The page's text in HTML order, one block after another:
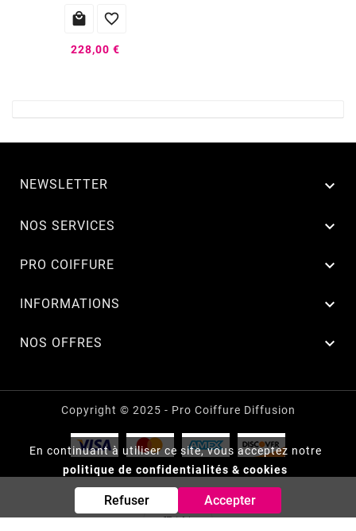
En continuant à utiliser ce site, vous acceptez notre
politique de confidentialités & cookies
Refuser Accepter
 
228,00 €
NEWSLETTER 
NOS SERVICES 
PRO COIFFURE 
INFORMATIONS 
NOS OFFRES 
Copyright © 2025 - Pro Coiffure Diffusion